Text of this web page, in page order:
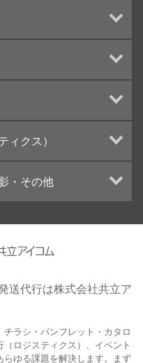
イン
ィクス）
・その他
送代行は株式会社共立ア
ラシ・パンフレット・カタロ
ロジスティクス）、イベント
ゆる課題を解決します。まず